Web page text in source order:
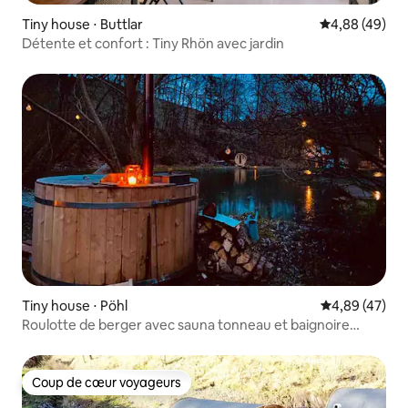
Tiny house ⋅ Buttlar Évaluation
4,88 (49)
Détente et confort : Tiny Rhön avec jardin
Tiny house ⋅ Pöhl Évaluation
4,89 (47)
Roulotte de berger avec sauna tonneau et baignoire
Coup de cœur voyageurs
Coup de cœur voyageurs